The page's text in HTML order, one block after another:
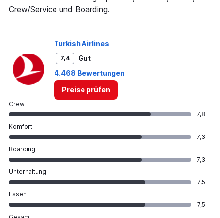
Range:
Crew/Service und Boarding.
Turkish Airlines
7,4
Gut
4.468 Bewertungen
Preise prüfen
Crew
7,8
Komfort
7,3
Boarding
7,3
Unterhaltung
7,5
Essen
7,5